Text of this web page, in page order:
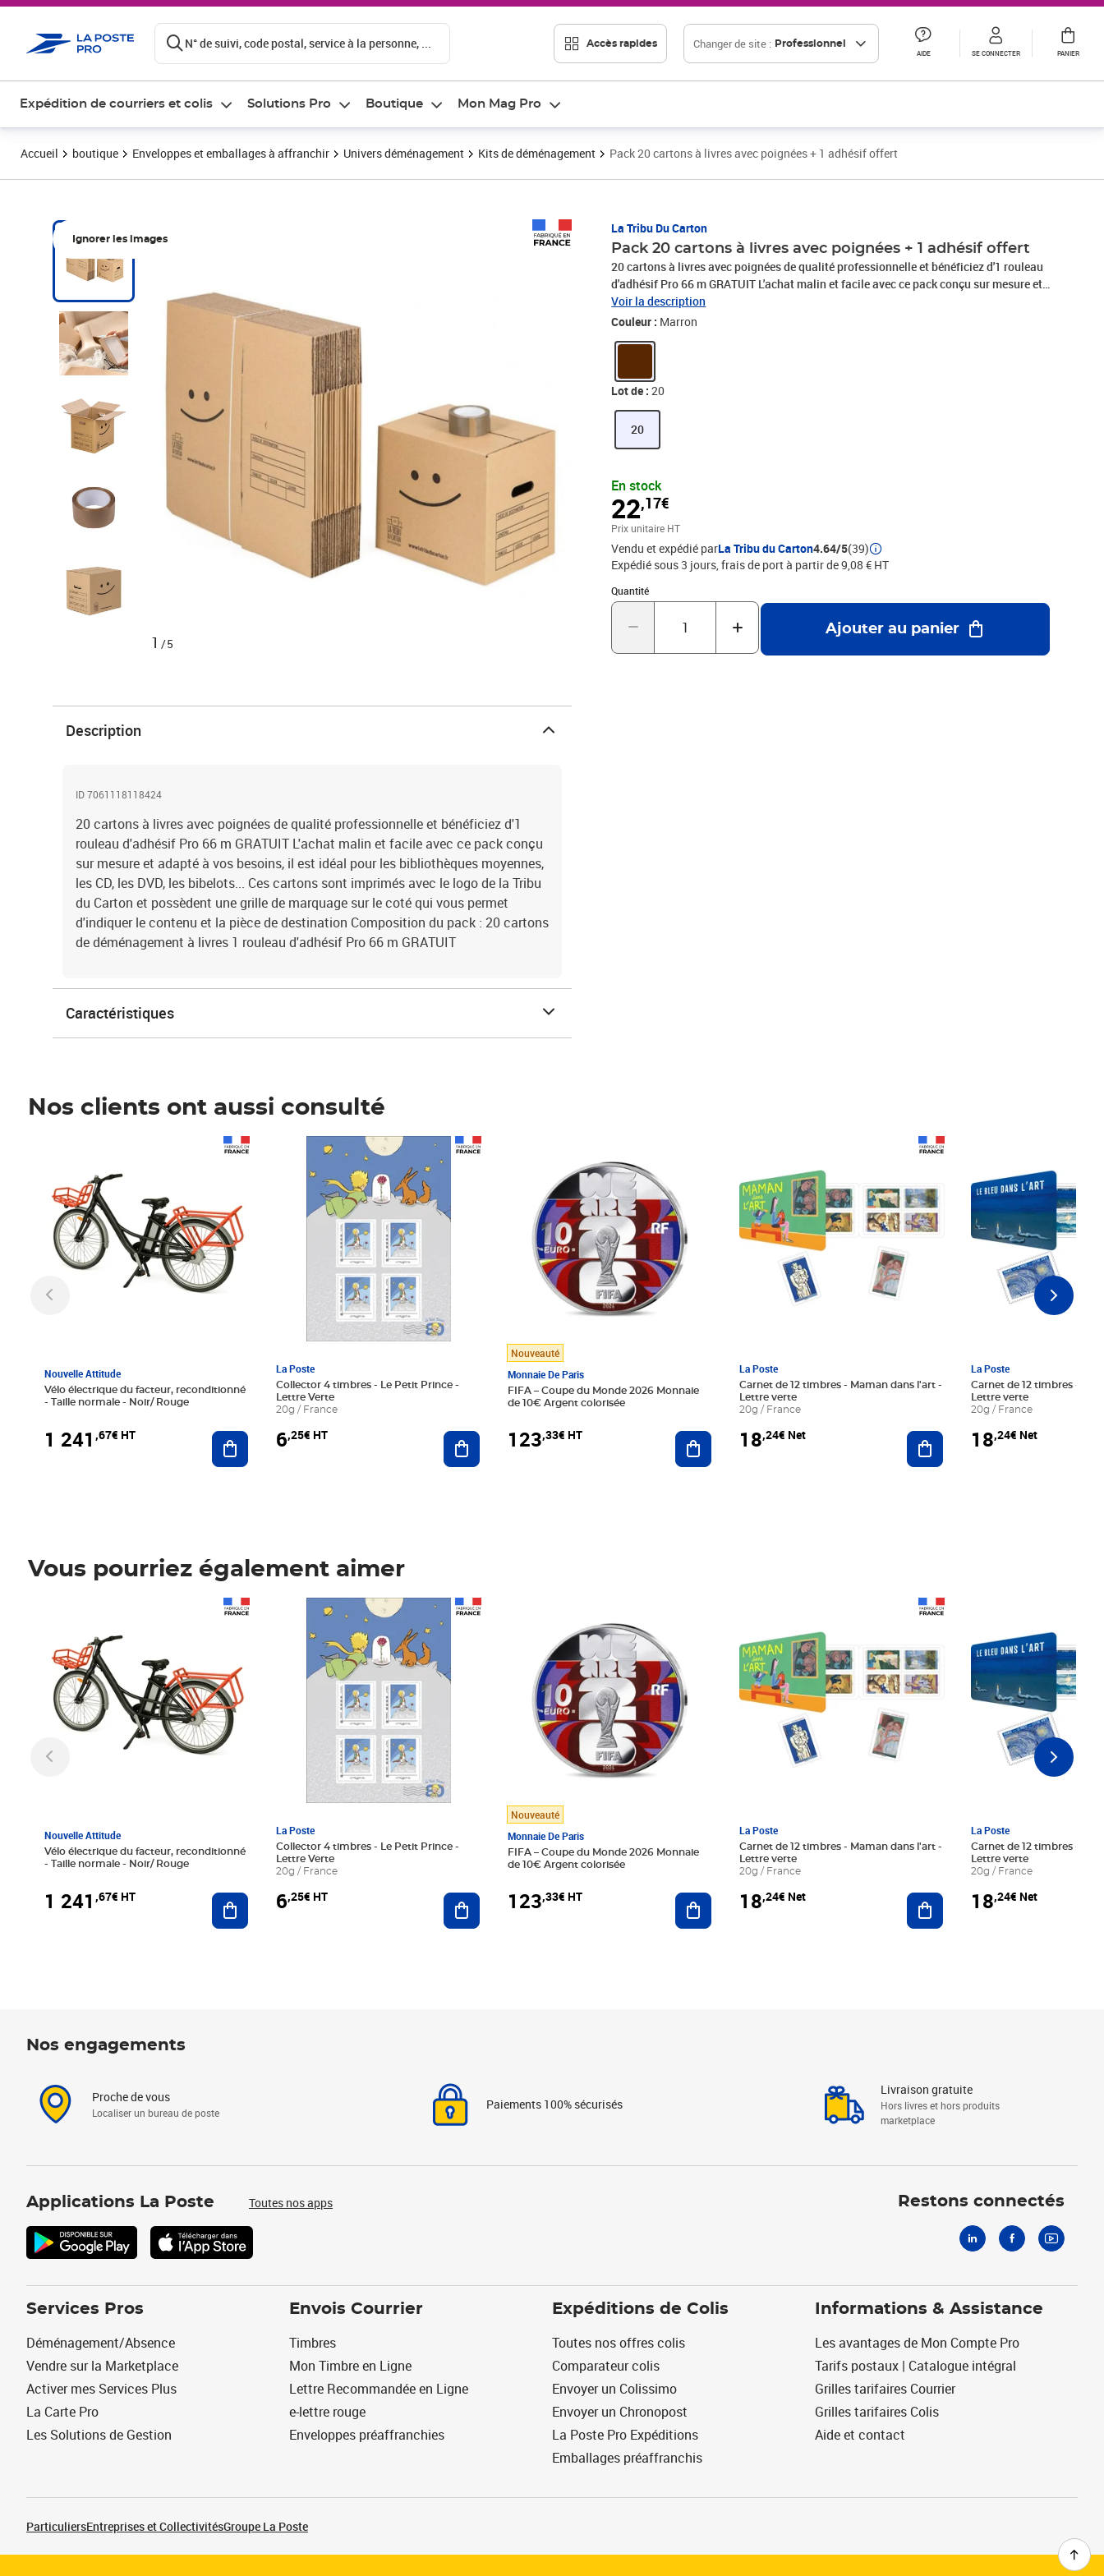
N° de suivi, code postal, service à la personne, ... Accès rapides Changer de site : Professionnel
AIDE SE CONNECTER PANIER
Expédition de courriers et colis Solutions Pro Boutique Mon Mag Pro
Accueil boutique Enveloppes et emballages à affranchir Univers déménagement Kits de déménagement Pack 20 cartons à livres avec poignées + 1 adhésif offert
Ignorer les images
1 /5
La Tribu Du Carton
Pack 20 cartons à livres avec poignées + 1 adhésif offert
20 cartons à livres avec poignées de qualité professionnelle et bénéficiez d'1 rouleau
d'adhésif Pro 66 m GRATUIT L'achat malin et facile avec ce pack conçu sur mesure et
adapté à vos besoins, il est idéal pour les bibliothèques moyennes, les CD, les DVD, les
bibelots... Ces cartons sont imprimés avec le logo de la Tribu du Carton et possèdent
Voir la description
Couleur : Marron
Lot de :20
20
En stock
22,17€
Prix 22,17€
Prix unitaire HT
Vendu et expédié parLa Tribu du Carton4.64/5(39)
Expédié sous 3 jours, frais de port à partir de 9,08 € HT
Quantité
Quantité : 1
Ajouter au panier
Description
ID 7061118118424
20 cartons à livres avec poignées de qualité professionnelle et bénéficiez d'1
rouleau d'adhésif Pro 66 m GRATUIT L'achat malin et facile avec ce pack conçu
sur mesure et adapté à vos besoins, il est idéal pour les bibliothèques moyennes,
les CD, les DVD, les bibelots... Ces cartons sont imprimés avec le logo de la Tribu
du Carton et possèdent une grille de marquage sur le coté qui vous permet
d'indiquer le contenu et la pièce de destination Composition du pack : 20 cartons
de déménagement à livres 1 rouleau d'adhésif Pro 66 m GRATUIT
Caractéristiques
Nos clients ont aussi consulté
Nouvelle Attitude
Vélo électrique du facteur, reconditionné
- Taille normale - Noir/ Rouge
1 241 ,67€ HT Ajouter au panier
La Poste
Collector 4 timbres - Le Petit Prince -
Lettre Verte
20g / France
6,25€ HT
Prix 6,25€ HT
Ajouter au panier
Nouveauté
Monnaie De Paris
FIFA – Coupe du Monde 2026 Monnaie
de 10€ Argent colorisée
123,33€ HT Ajouter au panier
La Poste
Carnet de 12 timbres - Maman dans l'art -
Lettre verte
20g / France
18,24€ Net Ajouter au panier
La Poste
Carnet de 12 timbres - Le
Lettre verte
20g / France
18,24€ Net
Vous pourriez également aimer
Nouvelle Attitude
Vélo électrique du facteur, reconditionné
- Taille normale - Noir/ Rouge
1 241 ,67€ HT Ajouter au panier
La Poste
Collector 4 timbres - Le Petit Prince -
Lettre Verte
20g / France
6,25€ HT
Prix 6,25€ HT
Ajouter au panier
Nouveauté
Monnaie De Paris
FIFA – Coupe du Monde 2026 Monnaie
de 10€ Argent colorisée
123,33€ HT Ajouter au panier
La Poste
Carnet de 12 timbres - Maman dans l'art -
Lettre verte
20g / France
18,24€ Net Ajouter au panier
La Poste
Carnet de 12 timbres - Le
Lettre verte
20g / France
18,24€ Net
Nos engagements
Proche de vous
Localiser un bureau de poste
Paiements 100% sécurisés
Livraison gratuite
Hors livres et hors produits
marketplace
Applications La Poste Toutes nos apps Restons connectés
Services Pros
Déménagement/Absence
Vendre sur la Marketplace
Activer mes Services Plus
La Carte Pro
Les Solutions de Gestion
Envois Courrier
Timbres
Mon Timbre en Ligne
Lettre Recommandée en Ligne
e-lettre rouge
Enveloppes préaffranchies
Expéditions de Colis
Toutes nos offres colis
Comparateur colis
Envoyer un Colissimo
Envoyer un Chronopost
La Poste Pro Expéditions
Emballages préaffranchis
Informations & Assistance
Les avantages de Mon Compte Pro
Tarifs postaux | Catalogue intégral
Grilles tarifaires Courrier
Grilles tarifaires Colis
Aide et contact
ParticuliersEntreprises et CollectivitésGroupe La Poste